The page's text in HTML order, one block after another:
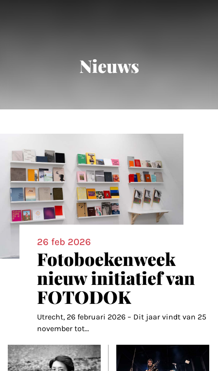
Nieuws
26 feb 2026
Fotoboekenweek
nieuw initiatief van
FOTODOK
Utrecht, 26 februari 2026 – Dit jaar vindt van 25
november tot...